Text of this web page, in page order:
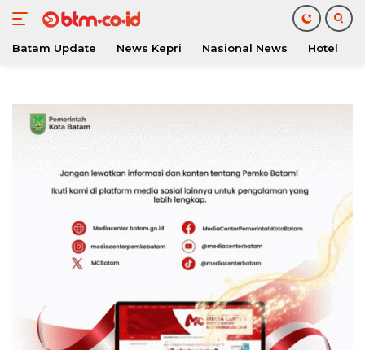
konten
Batam Update News Kepri Nasional News Hotel